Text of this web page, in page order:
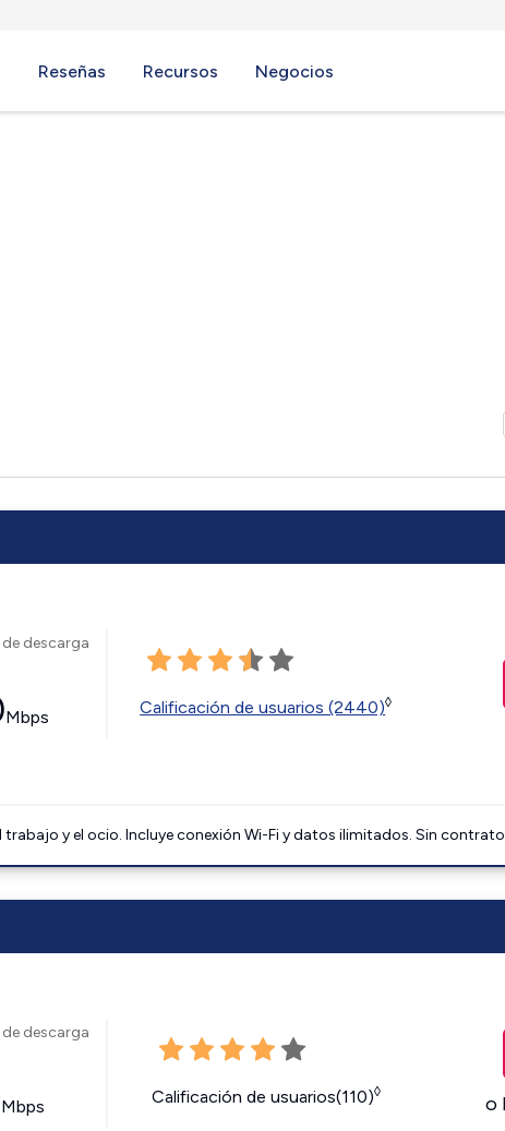
Reseñas Recursos Negocios
descarga
Mbps Calificación de usuarios (2440)◊
y el ocio. Incluye conexión Wi-Fi y datos ilimitados. Sin
descarga
Mbps Calificación de usuarios(110)◊ o